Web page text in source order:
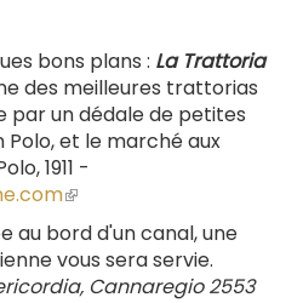
bons plans : La Trattoria
des meilleures trattorias
par un dédale de petites
Polo, et le marché aux
1911 -
(le
lien
est
externe)
au bord d'un canal, une
vous sera servie.
Cannaregio 2553